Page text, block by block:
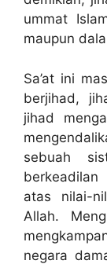
ummat
maupun
Sa’at ini
berjihad,
jihad
sebuah
atas nilai-
Allah.
negara